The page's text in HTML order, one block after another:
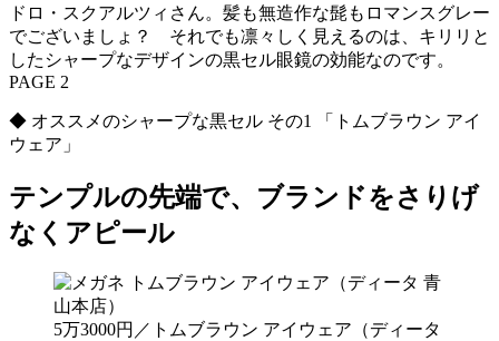
ドロ・スクアルツィさん。髪も無造作な髭もロマンスグレー
でございましょ？ それでも凛々しく見えるのは、キリリと
したシャープなデザインの黒セル眼鏡の効能なのです。
PAGE 2
◆ オススメのシャープな黒セル その1 「トムブラウン アイ
ウェア」
テンプルの先端で、ブランドをさりげ
なくアピール
5万3000円／トムブラウン アイウェア（ディータ